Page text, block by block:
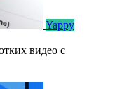
Yappy
видео с